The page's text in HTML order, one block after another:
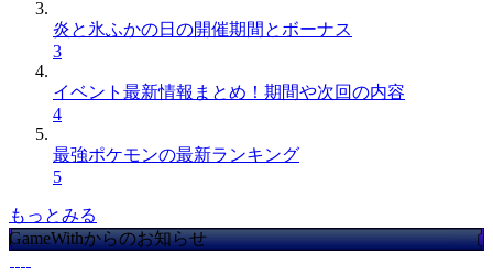
炎と氷ふかの日の開催期間とボーナス
3
イベント最新情報まとめ！期間や次回の内容
4
最強ポケモンの最新ランキング
5
もっとみる
GameWithからのお知らせ